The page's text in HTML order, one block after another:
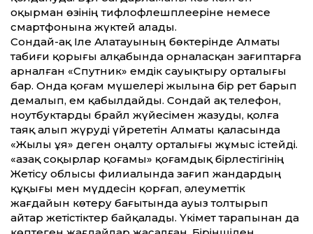
оқырман өзінің тифлофлешплееріне немесе
смартфонына жүктей алады.
Сондай-ақ Іле Алатауының бөктерінде Алматы
табиғи қорығы алқабында орналасқан зағиптарға
арналған «Спутник» емдік сауықтыру орталығы
бар. Онда қоғам мүшелері жылына бір рет барып
демалып, ем қабылдайды. Сондай ақ телефон,
ноутбуктарды брайл жүйесімен жазуды, қолға
таяқ алып жүруді үйрететін Алматы қаласында
«Жылы ұя» деген оңалту орталығы жұмыс істейді.
«Қазақ соқырлар қоғамы» қоғамдық бірлестігінің
Жетісу облысы филиалында зағип жандардың
құқығы мен мүддесін қорғап, әлеуметтік
жағдайын көтеру бағытында ауыз толтырып
айтар жетістіктер байқалады. Үкімет тарапынан да